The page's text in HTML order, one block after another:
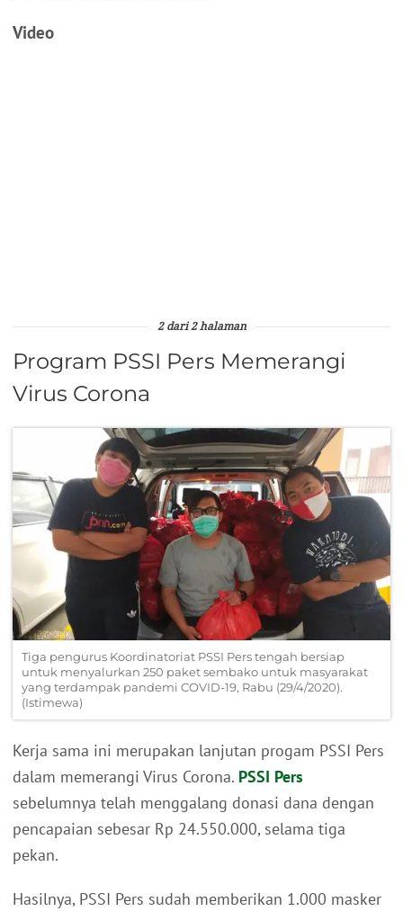
Video
2 dari 2 halaman
Program PSSI Pers Memerangi
Virus Corona
Tiga pengurus Koordinatoriat PSSI Pers tengah bersiap
untuk menyalurkan 250 paket sembako untuk masyarakat
yang terdampak pandemi COVID-19, Rabu (29/4/2020).
(Istimewa)
Kerja sama ini merupakan lanjutan progam PSSI Pers
dalam memerangi Virus Corona. PSSI Pers
sebelumnya telah menggalang donasi dana dengan
pencapaian sebesar Rp 24.550.000, selama tiga
pekan.
Hasilnya, PSSI Pers sudah memberikan 1.000 masker